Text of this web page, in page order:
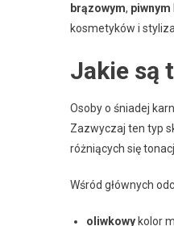
brązowym, piwnym
kosmetyków i
Jakie są
Osoby o śniadej
Zazwyczaj ten typ
różniących się
Wśród głównych
oliwkowy kolor